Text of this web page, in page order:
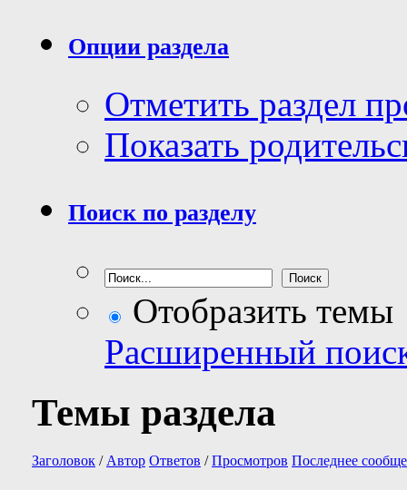
Опции раздела
Отметить раздел
Показать
Поиск по разделу
Отобразить темы
Расширенный
Темы раздела
Заголовок / Автор Ответов /Просмотров Последнее